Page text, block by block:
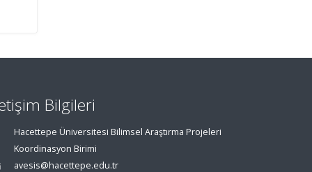
Bilgileri
Hacettepe Üniversitesi Bilimsel Araştırma Projeleri
Koordinasyon Birimi
avesis@hacettepe.edu.tr